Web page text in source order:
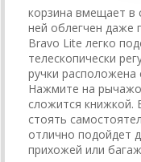
корзина вмещает в
ней облегчен даже
Bravo Lite легко
телескопически
ручки расположена
Нажмите на
сложится
стоять
отлично подойдет
прихожей или